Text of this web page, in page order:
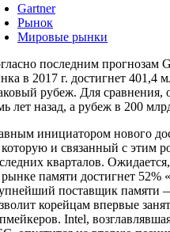
Gartner
Рынок
Мировые рынки
последним прогнозам
в 2017 г. достигнет 401,4
рубеж. Для сравнения,
лет назад, а рубеж в 200
инициатором нового
и связанный с этим
кварталов.
памяти достигнет 52%
поставщик памяти —
корейцам впервые
Intel,